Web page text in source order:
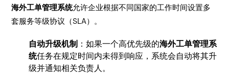
海外工单管理系统允许企业根据不同国家的工作时间设置多
套服务等级协议（SLA）。
自动升级机制 ：如果一个高优先级的海外工单管理系
统任务在规定时间内未得到响应，系统会自动将其升
级并通知相关负责人。